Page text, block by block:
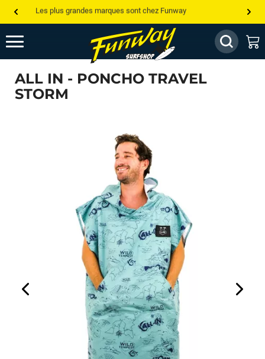
Les plus grandes marques sont chez Funway
Jusqu’à -75% de remise sur le windsurf, wingfoil, etc...
💰 Meilleur prix garanti — Moins cher ailleurs ? On s’aligne !
Besoin de conseils de pro ? Appelle nous !
ALL IN - PONCHO TRAVEL
STORM